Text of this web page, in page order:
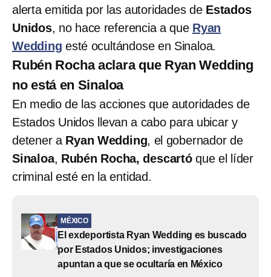
alerta emitida por las autoridades deEstados
Unidos, no hace referencia a que Ryan
Wedding esté ocultándose en Sinaloa.
Rubén Rocha aclara que Ryan Wedding
no está en Sinaloa
En medio de las acciones que autoridades de
Estados Unidos llevan a cabo para ubicar y
detener a Ryan Wedding, el gobernador de
Sinaloa, Rubén Rocha, descartóque el líder
criminal esté en la entidad.
MÉXICO
El exdeportista Ryan Wedding es buscado
por Estados Unidos; investigaciones
apuntan a que se ocultaría en México